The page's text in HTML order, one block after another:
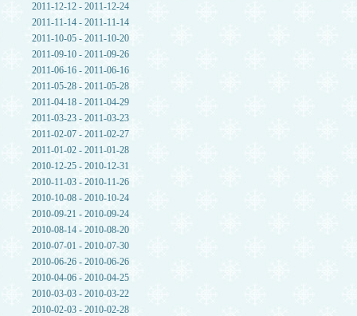
2011-12-12 - 2011-12-24
2011-11-14 - 2011-11-14
2011-10-05 - 2011-10-20
2011-09-10 - 2011-09-26
2011-06-16 - 2011-06-16
2011-05-28 - 2011-05-28
2011-04-18 - 2011-04-29
2011-03-23 - 2011-03-23
2011-02-07 - 2011-02-27
2011-01-02 - 2011-01-28
2010-12-25 - 2010-12-31
2010-11-03 - 2010-11-26
2010-10-08 - 2010-10-24
2010-09-21 - 2010-09-24
2010-08-14 - 2010-08-20
2010-07-01 - 2010-07-30
2010-06-26 - 2010-06-26
2010-04-06 - 2010-04-25
2010-03-03 - 2010-03-22
2010-02-03 - 2010-02-28